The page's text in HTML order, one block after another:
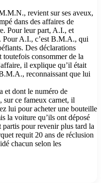
revient sur ses aveux,
dans des affaires de
Pour leur part, A.I., et
Pour A.I., c’est B.M.A., qui
Des déclarations
consommer de la
il explique qu’il était
reconnaissant que lui
et dont le numéro de
sur ce fameux carnet, il
lui pour acheter une bouteille
la voiture qu’ils ont déposé
partis pour revenir plus tard la
requit 20 ans de réclusion
chacun selon les